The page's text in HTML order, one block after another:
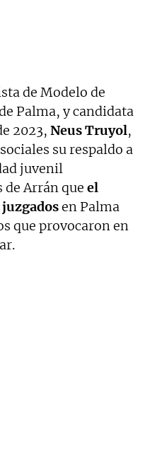
de Modelo de
Palma, y candidata
2023, Neus Truyol,
su respaldo a
juvenil
Arrán que el
en Palma
que provocaron en